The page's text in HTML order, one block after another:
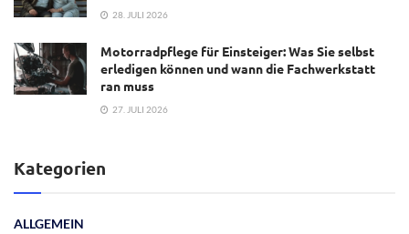
28. JULI 2026
Motorradpflege für Einsteiger: Was Sie selbst
erledigen können und wann die Fachwerkstatt
ran muss
27. JULI 2026
Kategorien
ALLGEMEIN